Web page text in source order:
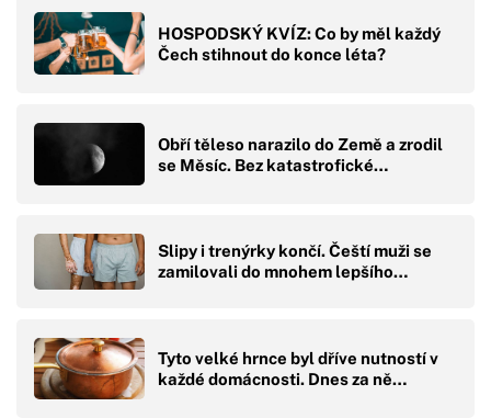
HOSPODSKÝ KVÍZ: Co by měl každý
Čech stihnout do konce léta?
Obří těleso narazilo do Země a zrodil
se Měsíc. Bez katastrofické…
Slipy i trenýrky končí. Čeští muži se
zamilovali do mnohem lepšího…
Tyto velké hrnce byl dříve nutností v
každé domácnosti. Dnes za ně…